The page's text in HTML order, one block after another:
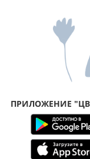
ПРИЛОЖЕНИЕ